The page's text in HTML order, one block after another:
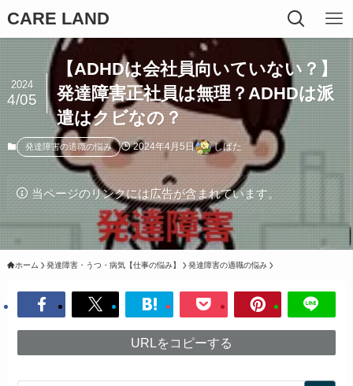
CARE LAND
【ADHDは会社員向いていない？】
発達障害正社員は無理？ADHDは派
遣はクビなの？
2024
4/05
発達障害の適職の悩み 2024年4月5日 しばた
当ページのリンクには広告が含まれています。
ホーム 発達障害・うつ・病気【仕事の悩み】 発達障害の適職の悩み
URLをコピーする